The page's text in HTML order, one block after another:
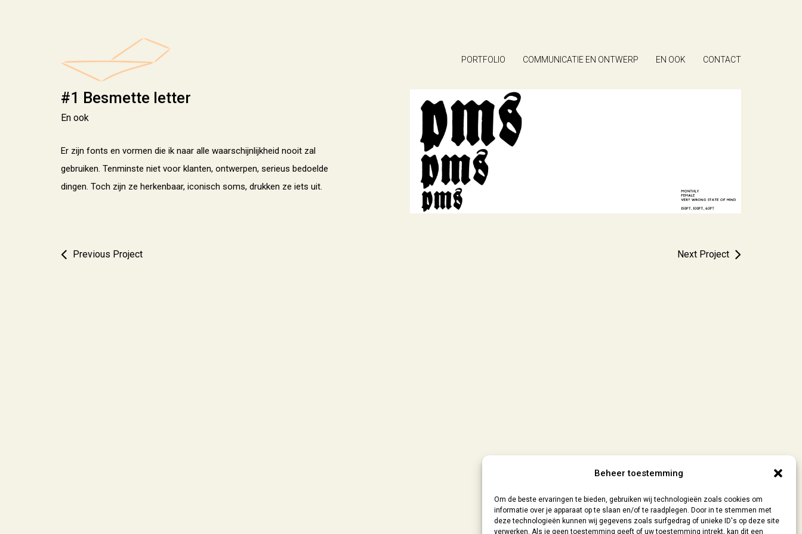
Beheer toestemming
Om de beste ervaringen te bieden, gebruiken wij technologieën zoals cookies om
informatie over je apparaat op te slaan en/of te raadplegen. Door in te stemmen met
deze technologieën kunnen wij gegevens zoals surfgedrag of unieke ID's op deze site
verwerken. Als je geen toestemming geeft of uw toestemming intrekt, kan dit een
PORTFOLIO COMMUNICATIE EN ONTWERP EN OOK CONTACT
#1 Besmette letter
En ook
Er zijn fonts en vormen die ik naar alle waarschijnlijkheid nooit zal
gebruiken. Tenminste niet voor klanten, ontwerpen, serieus bedoelde
dingen. Toch zijn ze herkenbaar, iconisch soms, drukken ze iets uit.
Previous Project Next Project